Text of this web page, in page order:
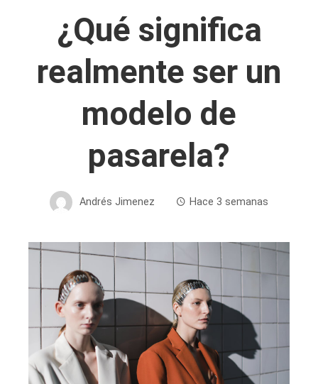
¿Qué significa
realmente ser un
modelo de
pasarela?
Andrés Jimenez Hace 3 semanas